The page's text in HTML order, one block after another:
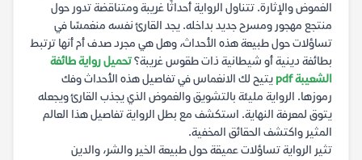
الغموض والإثارة. تتناول الرواية أحداثًا غريبة ومتناقضة تدور حول
منتجع مهجور ومسرح جديد بداخله. يجد القارئ نفسه منغمسًا في
تساؤلات حول طبيعة هذه الأحداث، وهل هي مجرد صدف أم أنها ترتبط
بطائفة دينية أو شيطانية ذات طقوس غريبة؟تحميل رواية طائفة
الشعيبة pdf
يتيح لك الانغماس في تفاصيل هذه الأحداث وفك
رموزها. الرواية مليئة بالتشويق والغموض الذي يجذب القارئ ويجعله
يتوق لمعرفة النهاية. استكشف مع بطل الرواية تفاصيل هذا العالم
المثير واكتشف الحقائق المخفية.
تثير الرواية تساؤلات عميقة حول طبيعة الخير والشر، والدين